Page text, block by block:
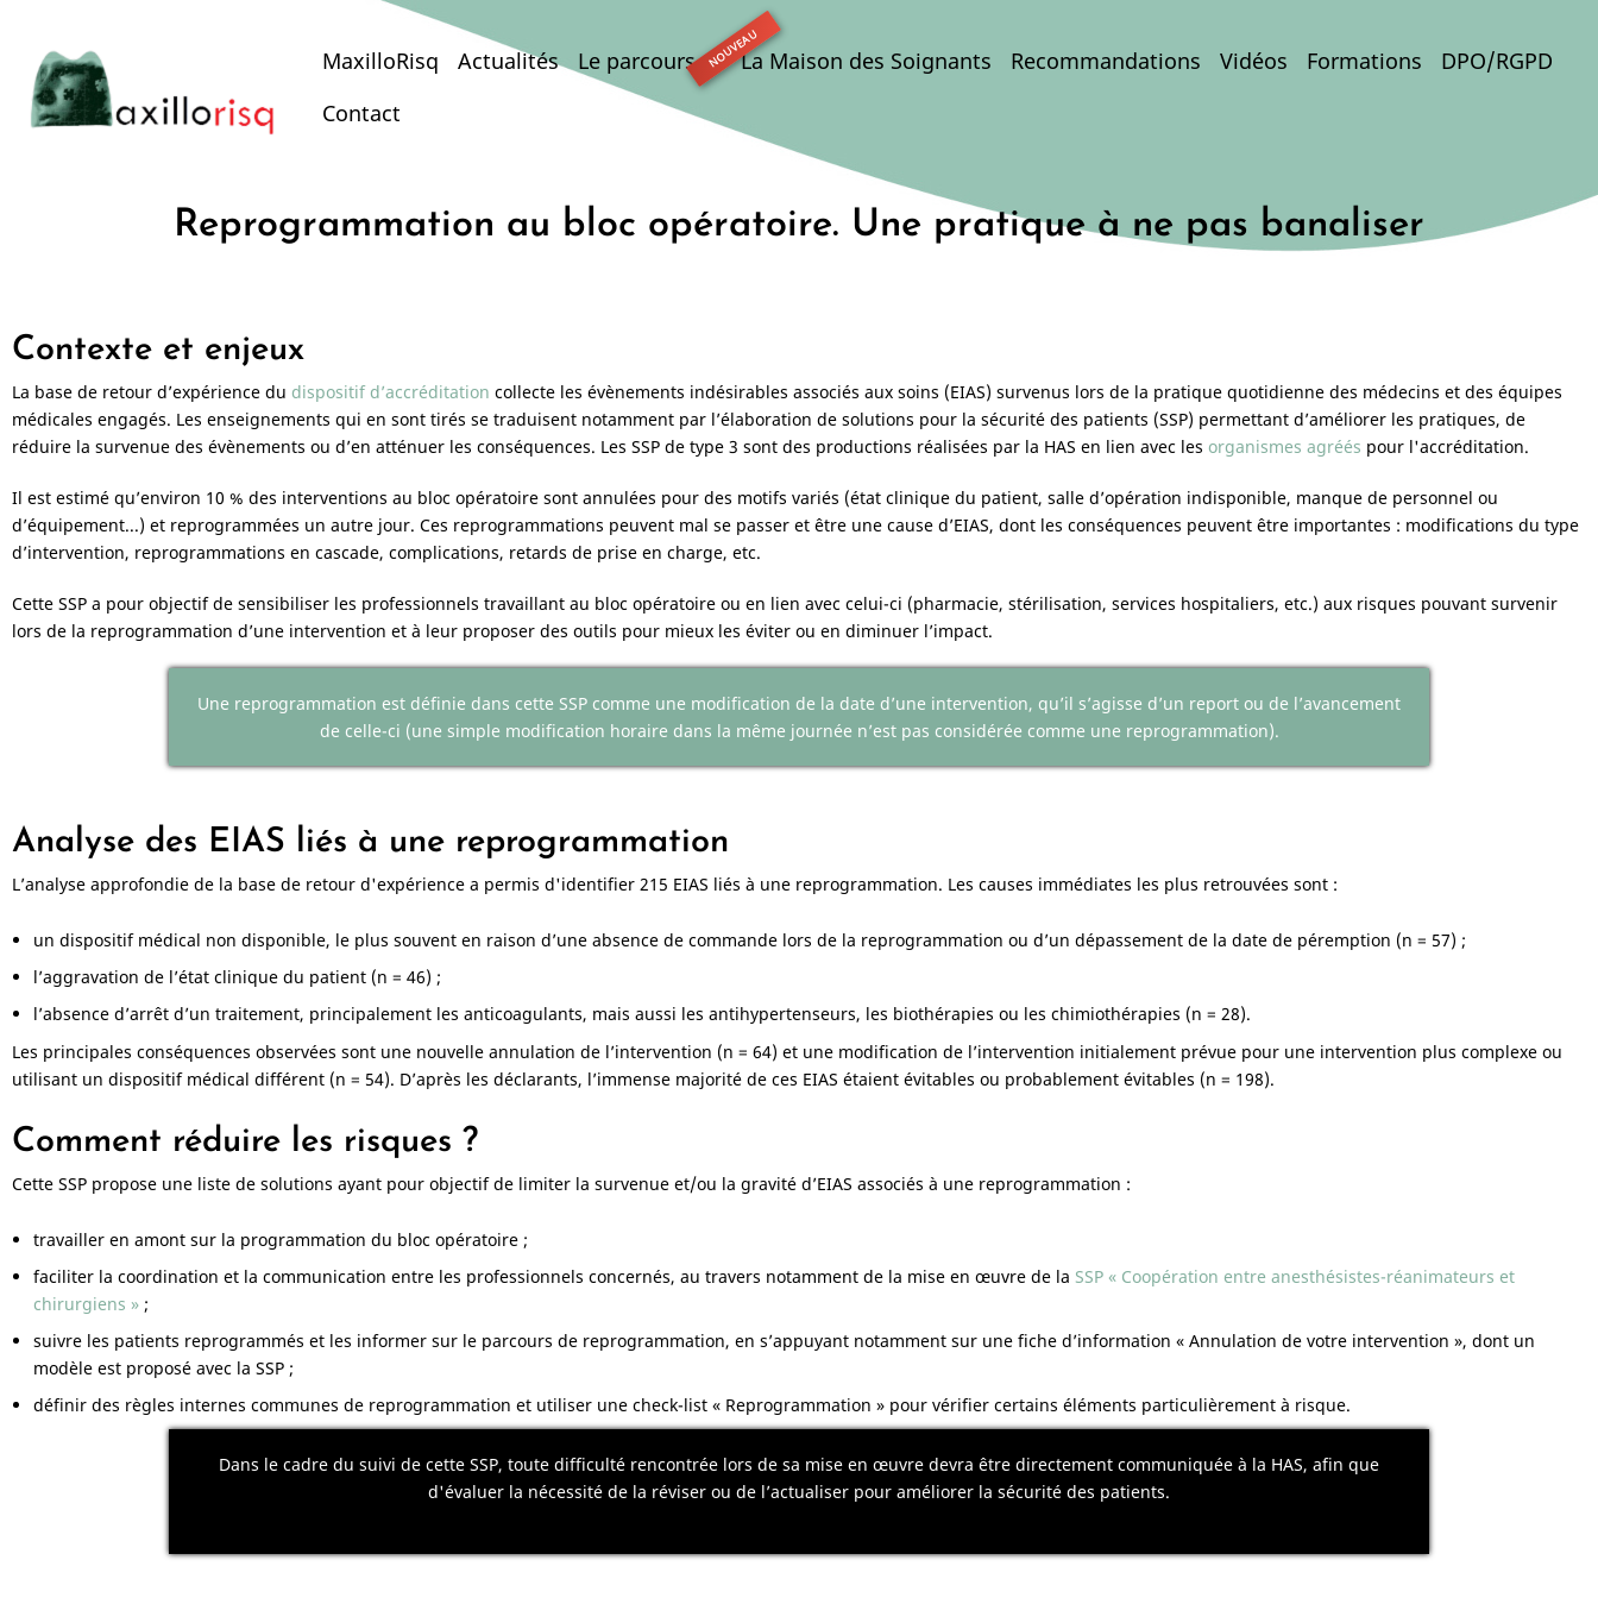
contenu
principal
Main
navigation
MaxilloRisq Actualités Le parcours La Maison des Soignants Recommandations Vidéos Formations
DPO/RGPD
Contact
Reprogrammation au bloc opératoire. Une pratique à ne pas banaliser
Contexte et enjeux
La base de retour d’expérience du dispositif d’accréditation collecte les évènements indésirables associés aux soins (EIAS) survenus lors de la pratique quotidienne des médecins et des équipes
médicales engagés. Les enseignements qui en sont tirés se traduisent notamment par l’élaboration de solutions pour la sécurité des patients (SSP) permettant d’améliorer les pratiques, de
réduire la survenue des évènements ou d’en atténuer les conséquences. Les SSP de type 3 sont des productions réalisées par la HAS en lien avec les organismes agréés pour l'accréditation.
Il est estimé qu’environ 10 % des interventions au bloc opératoire sont annulées pour des motifs variés (état clinique du patient, salle d’opération indisponible, manque de personnel ou
d’équipement...) et reprogrammées un autre jour. Ces reprogrammations peuvent mal se passer et être une cause d’EIAS, dont les conséquences peuvent être importantes : modifications du type
d’intervention, reprogrammations en cascade, complications, retards de prise en charge, etc.
Cette SSP a pour objectif de sensibiliser les professionnels travaillant au bloc opératoire ou en lien avec celui-ci (pharmacie, stérilisation, services hospitaliers, etc.) aux risques pouvant survenir
lors de la reprogrammation d’une intervention et à leur proposer des outils pour mieux les éviter ou en diminuer l’impact.
Une reprogrammation est définie dans cette SSP comme une modification de la date d’une intervention, qu’il s’agisse d’un report ou de l’avancement
de celle-ci (une simple modification horaire dans la même journée n’est pas considérée comme une reprogrammation).
Analyse des EIAS liés à une reprogrammation
L’analyse approfondie de la base de retour d'expérience a permis d'identifier 215 EIAS liés à une reprogrammation. Les causes immédiates les plus retrouvées sont :
un dispositif médical non disponible, le plus souvent en raison d’une absence de commande lors de la reprogrammation ou d’un dépassement de la date de péremption (n = 57) ;
l’aggravation de l’état clinique du patient (n = 46) ;
l’absence d’arrêt d’un traitement, principalement les anticoagulants, mais aussi les antihypertenseurs, les biothérapies ou les chimiothérapies (n = 28).
Les principales conséquences observées sont une nouvelle annulation de l’intervention (n = 64) et une modification de l’intervention initialement prévue pour une intervention plus complexe ou
utilisant un dispositif médical différent (n = 54). D’après les déclarants, l’immense majorité de ces EIAS étaient évitables ou probablement évitables (n = 198).
Comment réduire les risques ?
Cette SSP propose une liste de solutions ayant pour objectif de limiter la survenue et/ou la gravité d’EIAS associés à une reprogrammation :
travailler en amont sur la programmation du bloc opératoire ;
faciliter la coordination et la communication entre les professionnels concernés, au travers notamment de la mise en œuvre de la SSP « Coopération entre anesthésistes-réanimateurs et
chirurgiens » ;
suivre les patients reprogrammés et les informer sur le parcours de reprogrammation, en s’appuyant notamment sur une fiche d’information « Annulation de votre intervention », dont un
modèle est proposé avec la SSP ;
définir des règles internes communes de reprogrammation et utiliser une check-list « Reprogrammation » pour vérifier certains éléments particulièrement à risque.
Dans le cadre du suivi de cette SSP, toute difficulté rencontrée lors de sa mise en œuvre devra être directement communiquée à la HAS, afin que
d'évaluer la nécessité de la réviser ou de l’actualiser pour améliorer la sécurité des patients.